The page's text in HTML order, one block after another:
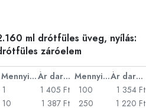
ml drótfüles üveg, nyílás:
záróelem
Mennyiség Ár darabonként Mennyiség
Ár darabonként
1
1 405 Ft
10
1 387 Ft
100
1 354 Ft
250
1 220 Ft